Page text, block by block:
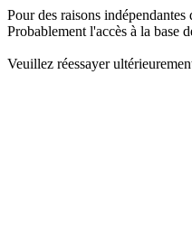
Pour des raisons
Probablement l'accès à la base
Veuillez réessayer